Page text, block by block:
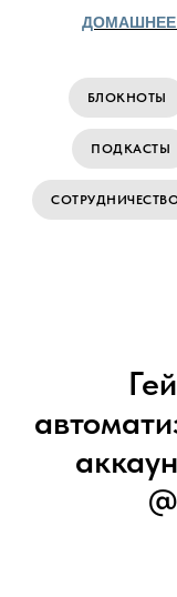
ДОМАШНЕЕ
БЛОКНОТЫ
ПОДКАСТЫ